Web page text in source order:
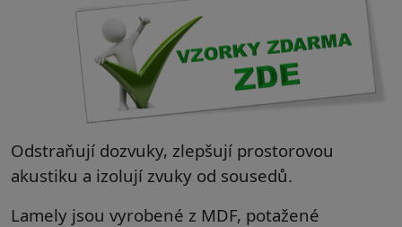
Odstraňují dozvuky, zlepšují prostorovou
akustiku a izolují zvuky od sousedů.
Lamely jsou vyrobené z MDF, potažené